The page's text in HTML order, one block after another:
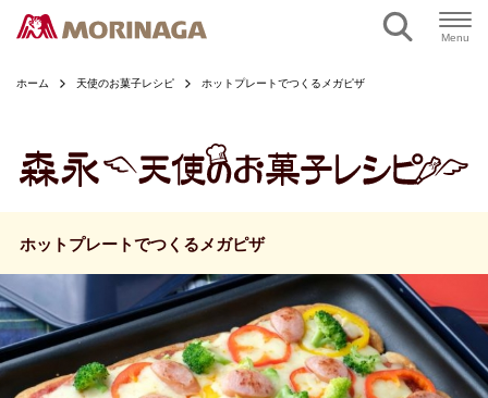
Menu
ホーム 天使のお菓子レシピ ホットプレートでつくるメガピザ
ホットプレートでつくるメガピザ